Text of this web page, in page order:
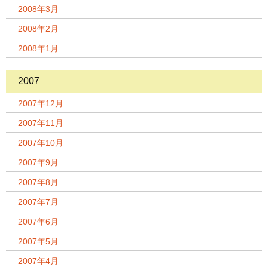
2008年3月
2008年2月
2008年1月
2007
2007年12月
2007年11月
2007年10月
2007年9月
2007年8月
2007年7月
2007年6月
2007年5月
2007年4月